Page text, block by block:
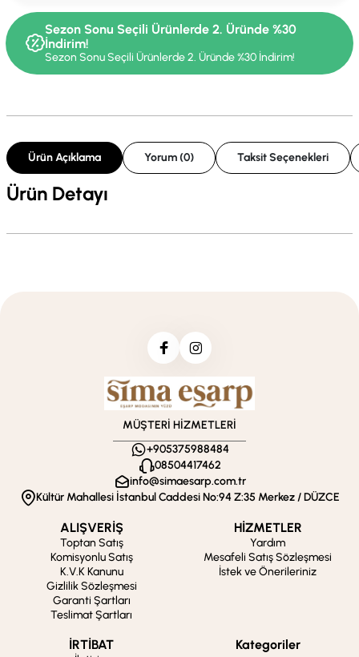
Sezon Sonu Seçili Ürünlerde 2. Üründe %30
İndirim!
Sezon Sonu Seçili Ürünlerde 2. Üründe %30 İndirim!
Ürün Açıklama Yorum (0) Taksit Seçenekleri
Ürün Detayı
MÜŞTERİ HİZMETLERİ
+905375988484
08504417462
info@simaesarp.com.tr
Kültür Mahallesi İstanbul Caddesi No:94 Z:35 Merkez / DÜZCE
ALIŞVERİŞ
Toptan Satış
Komisyonlu Satış
K.V.K Kanunu
Gizlilik Sözleşmesi
Garanti Şartları
Teslimat Şartları
HİZMETLER
Yardım
Mesafeli Satış Sözleşmesi
İstek ve Önerileriniz
İRTİBAT Kategoriler